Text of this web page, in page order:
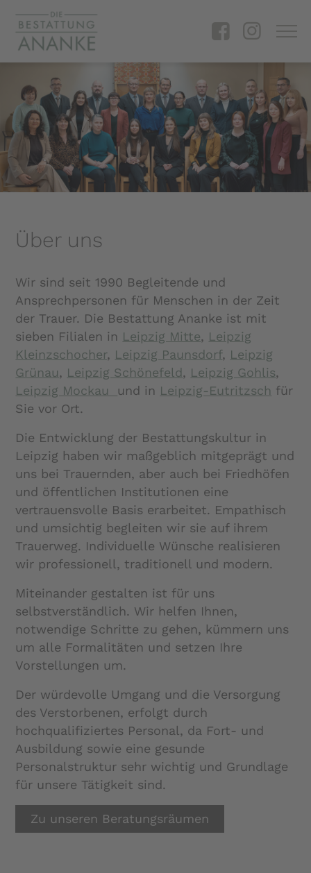
Über uns
Wir sind seit 1990 Begleitende und
Ansprechpersonen für Menschen in der Zeit
der Trauer. Die Bestattung Ananke ist mit
sieben Filialen in Leipzig Mitte, Leipzig
Kleinzschocher, Leipzig Paunsdorf, Leipzig
Grünau, Leipzig Schönefeld, Leipzig Gohlis,
Leipzig Mockau und in Leipzig-Eutritzsch für
Sie vor Ort.
Die Entwicklung der Bestattungskultur in
Leipzig haben wir maßgeblich mitgeprägt und
uns bei Trauernden, aber auch bei Friedhöfen
und öffentlichen Institutionen eine
vertrauensvolle Basis erarbeitet. Empathisch
und umsichtig begleiten wir sie auf ihrem
Trauerweg. Individuelle Wünsche realisieren
wir professionell, traditionell und modern.
Miteinander gestalten ist für uns
selbstverständlich. Wir helfen Ihnen,
notwendige Schritte zu gehen, kümmern uns
um alle Formalitäten und setzen Ihre
Vorstellungen um.
Der würdevolle Umgang und die Versorgung
des Verstorbenen, erfolgt durch
hochqualifiziertes Personal, da Fort- und
Ausbildung sowie eine gesunde
Personalstruktur sehr wichtig und Grundlage
für unsere Tätigkeit sind.
Zu unseren Beratungsräumen